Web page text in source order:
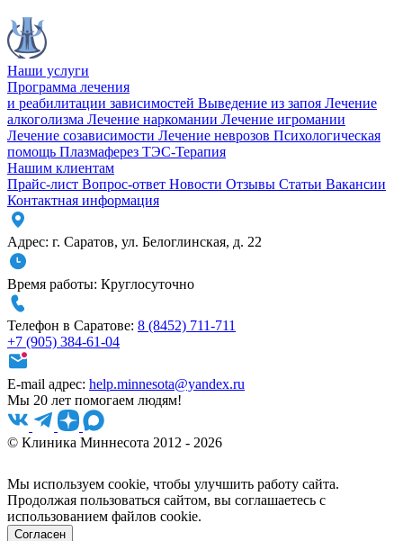
Наши услуги
Программа лечения
и реабилитации зависимостей Выведение из запоя Лечение
алкоголизма Лечение наркомании Лечение игромании
Лечение созависимости Лечение неврозов Психологическая
помощь Плазмаферез ТЭС-Терапия
Нашим клиентам
Прайс-лист Вопрос-ответ Новости Отзывы Статьи Вакансии
Контактная информация
Адрес: г. Саратов, ул. Белоглинская, д. 22
Время работы: Круглосуточно
Телефон в Саратове: 8 (8452) 711-711
+7 (905) 384-61-04
E-mail адрес: help.minnesota@yandex.ru
Мы 20 лет помогаем людям!
© Клиника Миннесота 2012 - 2026
Мы используем cookie, чтобы улучшить работу сайта.
Продолжая пользоваться сайтом, вы соглашаетесь с
использованием файлов cookie.
Согласен